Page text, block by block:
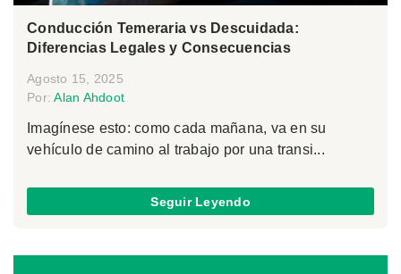
Conducción Temeraria vs Descuidada:
Diferencias Legales y Consecuencias
Agosto 15, 2025
Por:Alan Ahdoot
Imagínese esto: como cada mañana, va en su
vehículo de camino al trabajo por una transi...
Seguir Leyendo